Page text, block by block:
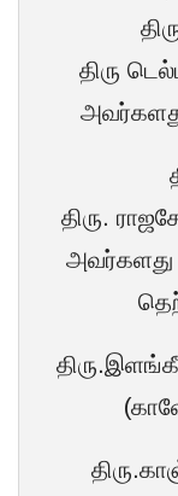
திரு
அவர்களது
திரு.
அவர்களது